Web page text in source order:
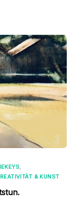
,
& KUNST